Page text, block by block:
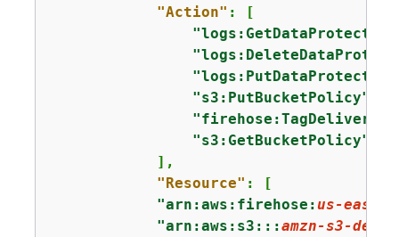
"Action" : [
"s3:PutBucketPolicy"
"s3:GetBucketPolicy"
            ],
"Resource" : [
"arn:aws:firehose:us-east-1
"arn:aws:s3:::amzn-s3-